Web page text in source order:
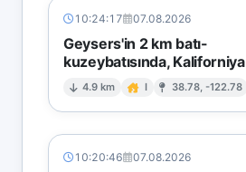
10:24:17 07.08.2026
Geysers'in 2 km batı-
kuzeybatısında, Kaliforniya
4.9 km I 38.78, -122.78
10:20:46 07.08.2026